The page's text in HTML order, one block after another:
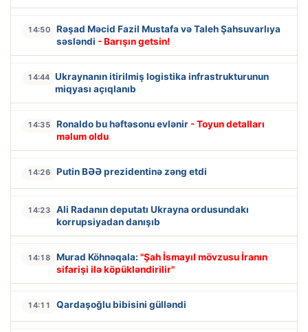
14:50
Rəşad Məcid Fazil Mustafa və Taleh Şahsuvarlıya
səsləndi - Barışın getsin!
14:44 Ukraynanın itirilmiş logistika infrastrukturunun
miqyası açıqlanıb
14:35 Ronaldo bu həftəsonu evlənir - Toyun detalları
məlum oldu
14:26 Putin BƏƏ prezidentinə zəng etdi
14:23
Ali Radanın deputatı Ukrayna ordusundakı
korrupsiyadan danışıb
14:18 Murad Köhnəqala: "Şah İsmayıl mövzusu İranın
sifarişi ilə köpükləndirilir"
14:11 Qardaşoğlu bibisini gülləndi